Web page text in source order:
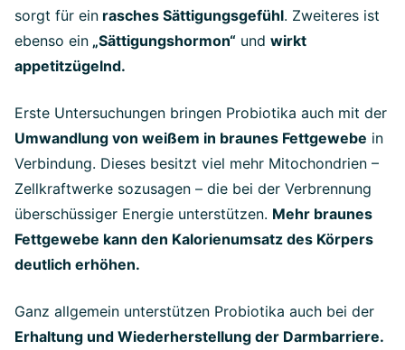
sorgt für ein rasches Sättigungsgefühl. Zweiteres ist
ebenso ein „Sättigungshormon“ und wirkt
appetitzügelnd.
Erste Untersuchungen bringen Probiotika auch mit der
Umwandlung von weißem in braunes Fettgewebe in
Verbindung. Dieses besitzt viel mehr Mitochondrien –
Zellkraftwerke sozusagen – die bei der Verbrennung
überschüssiger Energie unterstützen. Mehr braunes
Fettgewebe kann den Kalorienumsatz des Körpers
deutlich erhöhen.
Ganz allgemein unterstützen Probiotika auch bei der
Erhaltung und Wiederherstellung der Darmbarriere.